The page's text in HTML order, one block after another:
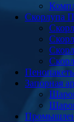
Скорлупа
Запорная